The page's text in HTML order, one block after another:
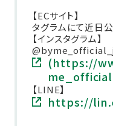
【ECサイト】
タグラムにて近日公
【インスタグラム】
(https://
【LINE
https://